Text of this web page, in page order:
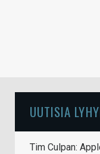
UUTISIA
Tim Culpan: